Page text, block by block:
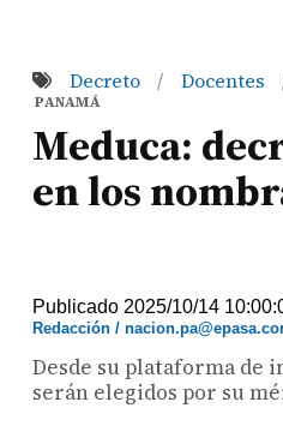
Decreto / Docentes
PANAMÁ
Meduca:
en los
Publicado 2025/10/14
Redacción /
Desde su plataforma de
serán elegidos por su